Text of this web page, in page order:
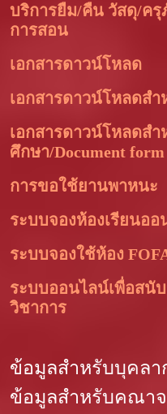
บริการยืม/คืน วัสดุ/ค
การสอน
เอกสารดาวน์โหลด
เอกสารดาวน์โหลดส
เอกสารดาวน์โหลดส
ศึกษา/Document
การขอใช้ยานพาหนะ
ระบบจองห้องเรียนออ
ระบบจองใช้ห้อง
ระบบออนไลน์เพื่อสนั
วิชาการ
ข้อมูลสำหรับบุคลา
ข้อมูลสำหรับคณา